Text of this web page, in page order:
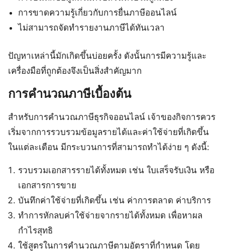
การขาดความรู้เกี่ยวกับการยื่นภาษีออนไลน์
ไม่สามารถจัดทำรายงานภาษีได้ทันเวลา
ปัญหาเหล่านี้มักเกิดขึ้นบ่อยครั้ง ดังนั้นการมีความรู้และ
เครื่องมือที่ถูกต้องจึงเป็นสิ่งสำคัญมาก
การคำนวณภาษีเบื้องต้น
สำหรับการคำนวณภาษีธุรกิจออนไลน์ เจ้าของกิจการควร
เริ่มจากการรวบรวมข้อมูลรายได้และค่าใช้จ่ายที่เกิดขึ้น
ในแต่ละเดือน มีกระบวนการที่สามารถทำได้ง่าย ๆ ดังนี้:
รวบรวมเอกสารรายได้ทั้งหมด เช่น ใบเสร็จรับเงิน หรือ
เอกสารการขาย
บันทึกค่าใช้จ่ายที่เกิดขึ้น เช่น ค่าการตลาด ค่าบริการ
ทำการหักลบค่าใช้จ่ายจากรายได้ทั้งหมด เพื่อหาผล
กำไรสุทธิ
ใช้สูตรในการคำนวณภาษีตามอัตราที่กำหนด โดย